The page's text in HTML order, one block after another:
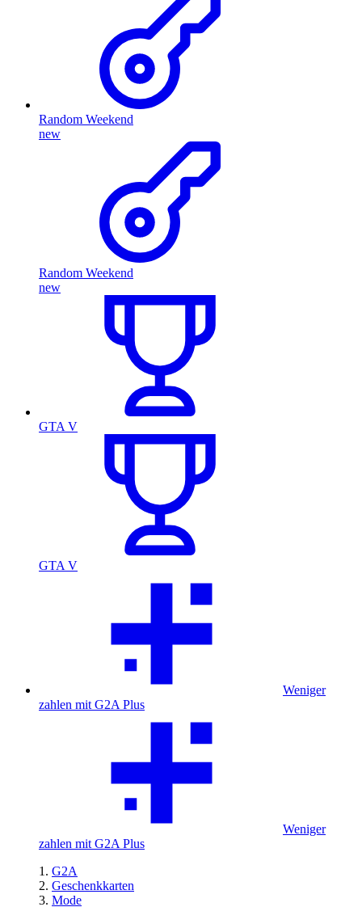
Random Weekend
new
Random Weekend
new
GTA V
GTA V
Weniger
zahlen mit G2A Plus
Weniger
zahlen mit G2A Plus
G2A
Geschenkkarten
Mode